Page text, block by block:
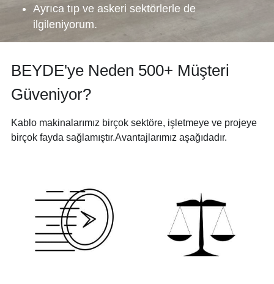
Ayrıca tıp ve askeri sektörlerle de
ilgileniyorum.
BEYDE'ye Neden 500+ Müşteri
Güveniyor?
Kablo makinalarımız birçok sektöre, işletmeye ve projeye
birçok fayda sağlamıştır.Avantajlarımız aşağıdadır.